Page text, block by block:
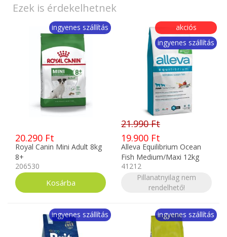
Ezek is érdekelhetnek
ingyenes szállítás
20.290 Ft
Royal Canin Mini Adult 8kg
8+
206530
akciós
ingyenes szállítás
21.990 Ft
19.900 Ft
Alleva Equilibrium Ocean
Fish Medium/Maxi 12kg
41212
Pillanatnyilag nem
rendelhető!
ingyenes szállítás ingyenes szállítás